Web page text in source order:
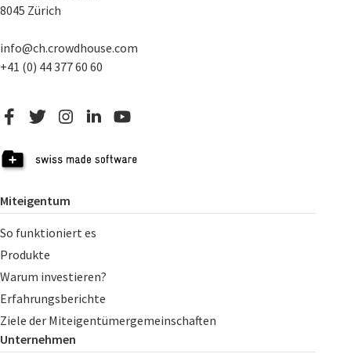
8045 Zürich
info@ch.crowdhouse.com
+41 (0) 44 377 60 60
Miteigentum
So funktioniert es
Produkte
Warum investieren?
Erfahrungsberichte
Ziele der Miteigentümergemeinschaften
Unternehmen